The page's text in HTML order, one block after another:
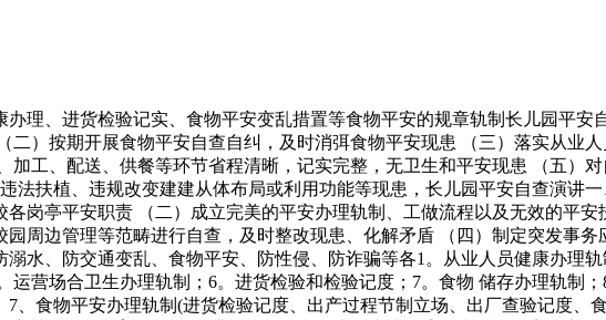
、进货检验记实、食物平安变乱措置等食物平安的规章轨制长儿园平安
二）按期开展食物平安自查自纠，及时消弭食物平安现患 （三）落实从业
加工、配送、供餐等环节省程清晰，记实完整，无卫生和平安现患 （五）
法扶植、违规改变建建从体布局或利用功能等现患，长儿园平安自查演讲
岗亭平安职责 （二）成立完美的平安办理轨制、工做流程以及无效的平
周边管理等范畴进行自查，及时整改现患、化解矛盾 （四）制定突发事
水、防交通变乱、食物平安、防性侵、防诈骗等各1。从业人员健康办理
运营场合卫生办理轨制；6。进货检验和检验记度；7。食物 储存办理轨制
、食物平安办理轨制(进货检验记度、出产过程节制立场、出厂查验记度